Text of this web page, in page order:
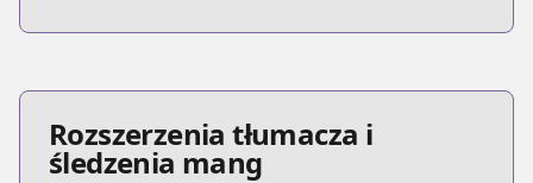
Rozszerzenia tłumacza i
śledzenia mang